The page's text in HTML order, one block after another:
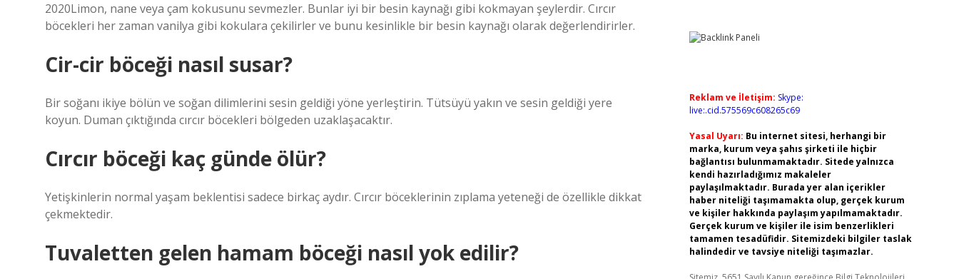
2020Limon, nane veya çam kokusunu sevmezler. Bunlar iyi bir besin kaynağı gibi kokmayan şeylerdir. Cırcır
böcekleri her zaman vanilya gibi kokulara çekilirler ve bunu kesinlikle bir besin kaynağı olarak değerlendirirler.
Cir-cir böceği nasıl susar?
Bir soğanı ikiye bölün ve soğan dilimlerini sesin geldiği yöne yerleştirin. Tütsüyü yakın ve sesin geldiği yere
koyun. Duman çıktığında cırcır böcekleri bölgeden uzaklaşacaktır.
Cırcır böceği kaç günde ölür?
Yetişkinlerin normal yaşam beklentisi sadece birkaç aydır. Cırcır böceklerinin zıplama yeteneği de özellikle dikkat
çekmektedir.
Tuvaletten gelen hamam böceği nasıl yok edilir?
Reklam ve İletişim: Skype:
live:.cid.575569c608265c69
Yasal Uyarı: Bu internet sitesi, herhangi bir
marka, kurum veya şahıs şirketi ile hiçbir
bağlantısı bulunmamaktadır. Sitede yalnızca
kendi hazırladığımız makaleler
paylaşılmaktadır. Burada yer alan içerikler
haber niteliği taşımamakta olup, gerçek kurum
ve kişiler hakkında paylaşım yapılmamaktadır.
Gerçek kurum ve kişiler ile isim benzerlikleri
tamamen tesadüfidir. Sitemizdeki bilgiler taslak
halindedir ve tavsiye niteliği taşımazlar.